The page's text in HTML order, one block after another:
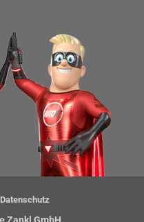
Datenschutz